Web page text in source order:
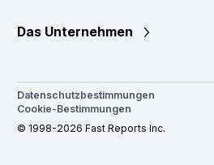
Das Unternehmen
Datenschutzbestimmungen
Cookie-Bestimmungen
© 1998-2026 Fast Reports Inc.